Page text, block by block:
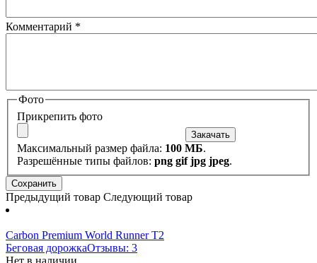
Комментарий *
Фото
Прикрепить фото
Максимальный размер файла: 100 МБ.
Разрешённые типы файлов: png gif jpg jpeg.
Предыдущий товар Следующий товар
Carbon Premium World Runner T2
Беговая дорожкаОтзывы: 3
Нет в наличии